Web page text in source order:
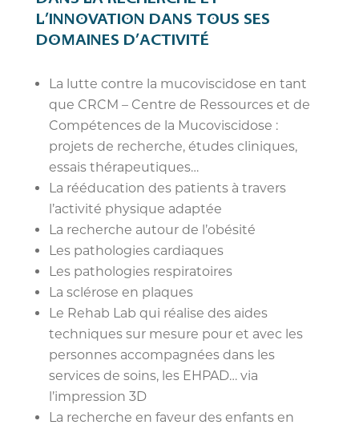
L’INNOVATION DANS TOUS SES
DOMAINES D’ACTIVITÉ
La lutte contre la mucoviscidose en tant
que CRCM – Centre de Ressources et de
Compétences de la Mucoviscidose :
projets de recherche, études cliniques,
essais thérapeutiques…
La rééducation des patients à travers
l’activité physique adaptée
La recherche autour de l’obésité
Les pathologies cardiaques
Les pathologies respiratoires
La sclérose en plaques
Le Rehab Lab qui réalise des aides
techniques sur mesure pour et avec les
personnes accompagnées dans les
services de soins, les EHPAD… via
l’impression 3D
La recherche en faveur des enfants en